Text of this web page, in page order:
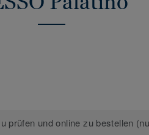
prüfen und online zu bestellen